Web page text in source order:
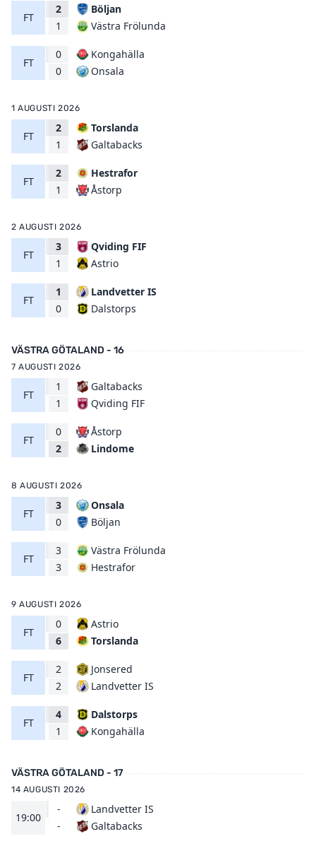
FT
2
1
Böljan
Västra Frölunda
FT
0
0
Kongahälla
Onsala
1 AUGUSTI 2026
FT
2
1
Torslanda
Galtabacks
FT
2
1
Hestrafor
Åstorp
2 AUGUSTI 2026
FT
3
1
Qviding FIF
Astrio
FT
1
0
Landvetter IS
Dalstorps
VÄSTRA GÖTALAND - 16
7 AUGUSTI 2026
FT
1
1
Galtabacks
Qviding FIF
FT
0
2
Åstorp
Lindome
8 AUGUSTI 2026
FT
3
0
Onsala
Böljan
FT
3
3
Västra Frölunda
Hestrafor
9 AUGUSTI 2026
FT
0
6
Astrio
Torslanda
FT
2
2
Jonsered
Landvetter IS
FT
4
1
Dalstorps
Kongahälla
VÄSTRA GÖTALAND - 17
14 AUGUSTI 2026
19:00
-
-
Landvetter IS
Galtabacks